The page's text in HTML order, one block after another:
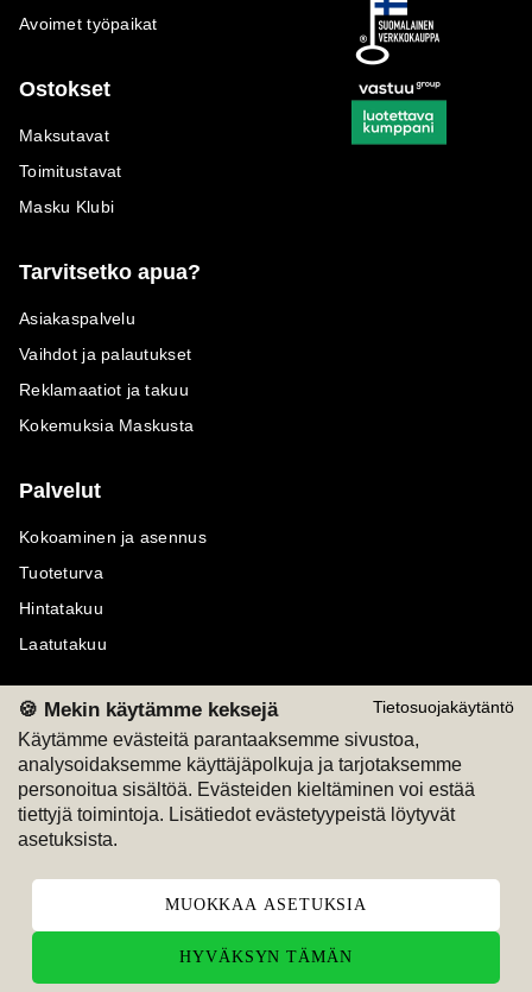
Tietosuojakäytäntö
🍪 Mekin käytämme keksejä
Käytämme evästeitä parantaaksemme sivustoa,
analysoidaksemme käyttäjäpolkuja ja tarjotaksemme
personoitua sisältöä. Evästeiden kieltäminen voi estää
tiettyjä toimintoja. Lisätiedot evästetyypeistä löytyvät
asetuksista.
MUOKKAA ASETUKSIA
HYVÄKSYN TÄMÄN
Avoimet työpaikat
Ostokset
Maksutavat
Toimitustavat
Masku Klubi
Tarvitsetko apua?
Asiakaspalvelu
Vaihdot ja palautukset
Reklamaatiot ja takuu
Kokemuksia Maskusta
Palvelut
Kokoaminen ja asennus
Tuoteturva
Hintatakuu
Laatutakuu
Maksutavat
M
Seuraa meitä